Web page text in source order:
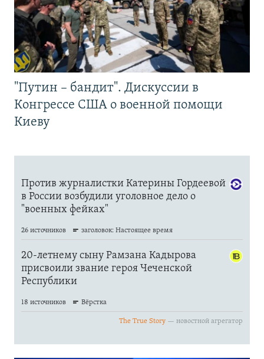
"Путин – бандит". Дискуссии в
Конгрессе США о военной помощи
Киеву